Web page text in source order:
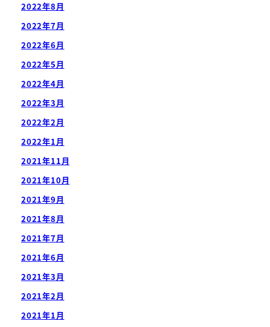
2022年8月
2022年7月
2022年6月
2022年5月
2022年4月
2022年3月
2022年2月
2022年1月
2021年11月
2021年10月
2021年9月
2021年8月
2021年7月
2021年6月
2021年3月
2021年2月
2021年1月